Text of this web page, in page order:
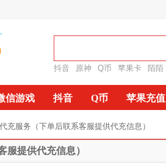
抖音 原神 Q币 苹果卡 陌陌
信游戏 抖音 Q币 苹果充值
充服务（下单后联系客服提供代充信息）
服提供代充信息）